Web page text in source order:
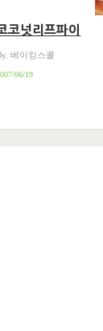
코넛리프파이
베이킹스쿨
06/19